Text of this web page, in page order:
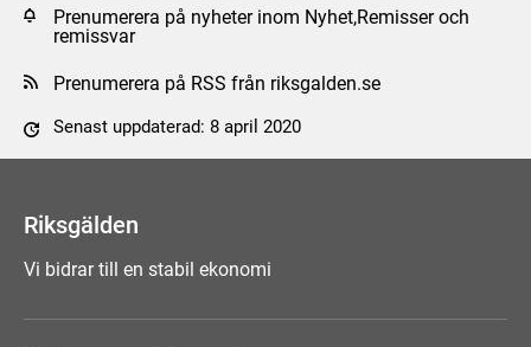
Prenumerera på nyheter inom Nyhet,Remisser och
remissvar
Prenumerera på RSS från riksgalden.se
Senast uppdaterad: 8 april 2020
Riksgälden
Vi bidrar till en stabil ekonomi